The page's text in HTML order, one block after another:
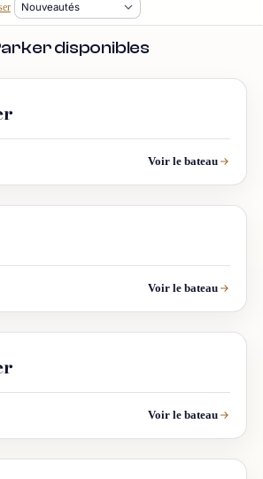
disponibles
Voir le bateau
Voir le bateau
Voir le bateau